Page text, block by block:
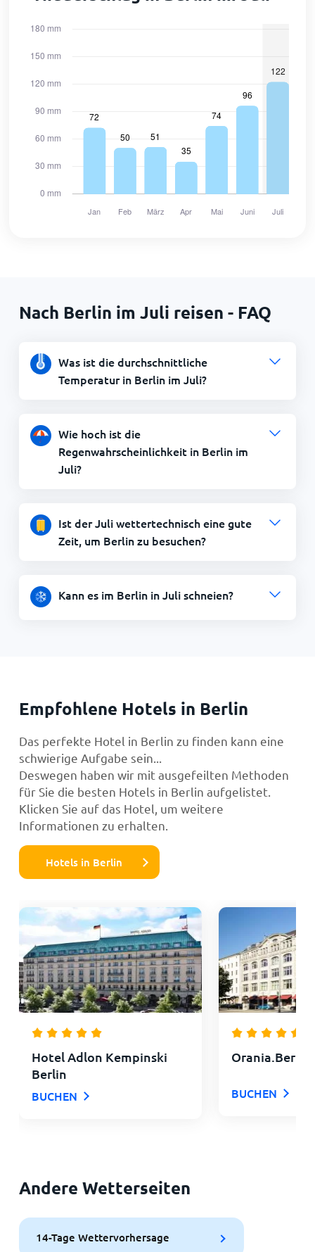
Nach Berlin im Juli reisen - FAQ
Was ist die durchschnittliche
Temperatur in Berlin im Juli?
Wie hoch ist die
Regenwahrscheinlichkeit in Berlin im
Juli?
Ist der Juli wettertechnisch eine gute
Zeit, um Berlin zu besuchen?
Kann es im Berlin in Juli schneien?
Empfohlene Hotels in Berlin
Das perfekte Hotel in Berlin zu finden kann eine
schwierige Aufgabe sein...
Deswegen haben wir mit ausgefeilten Methoden
für Sie die besten Hotels in Berlin aufgelistet.
Klicken Sie auf das Hotel, um weitere
Informationen zu erhalten.
Hotels in Berlin
Hotel Adlon Kempinski
Berlin
BUCHEN
Orania.Berlin
BUCHEN
Andere Wetterseiten
14-Tage Wettervorhersage